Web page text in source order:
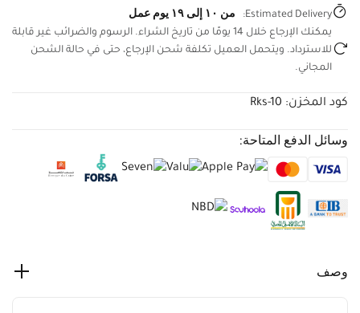
Estimated Delivery: من ١٠ إلى ١٩ يوم عمل
يمكنك الإرجاع خلال 14 يومًا من تاريخ الشراء. الرسوم والضرائب غير
قابلة للاسترداد. ويتحمل العميل تكلفة شحن الإرجاع، حتى في حالة
الشحن المجاني.
كود المخزن: Rks-10
وسائل الدفع المتاحة:
وصف